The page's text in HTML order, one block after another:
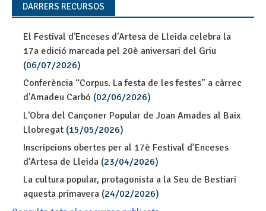
DARRERS RECURSOS
El Festival d'Enceses d'Artesa de Lleida celebra la
17a edició marcada pel 20è aniversari del Griu
(06/07/2026)
Conferència “Corpus. La festa de les festes” a càrrec
d'Amadeu Carbó (02/06/2026)
L'Obra del Cançoner Popular de Joan Amades al Baix
Llobregat (15/05/2026)
Inscripcions obertes per al 17è Festival d’Enceses
d’Artesa de Lleida (23/04/2026)
La cultura popular, protagonista a la Seu de Bestiari
aquesta primavera (24/02/2026)